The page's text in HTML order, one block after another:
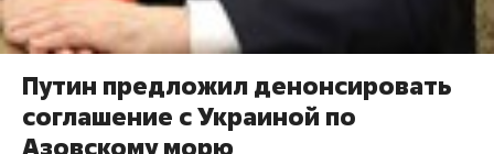
Путин предложил денонсировать
соглашение с Украиной по